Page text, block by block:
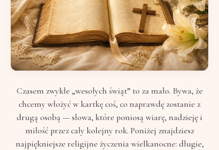
Czasem zwykłe „wesołych świąt” to za mało. Bywa, że
chcemy włożyć w kartkę coś, co naprawdę zostanie z
drugą osobą — słowa, które poniosą wiarę, nadzieję i
miłość przez cały kolejny rok. Poniżej znajdziesz
najpiękniejsze religijne życzenia wielkanocne: długie,